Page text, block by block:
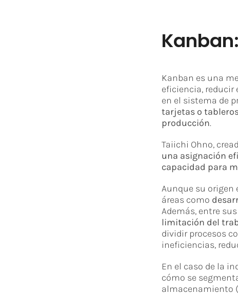
Kanban es una
eficiencia, reducir
en el sistema de
tarjetas o
producción.
Taiichi Ohno,
una asignación
capacidad para
Aunque su
áreas como
Además, entre
limitación del
dividir procesos
ineficiencias,
En el caso de la
cómo se
almacenamiento